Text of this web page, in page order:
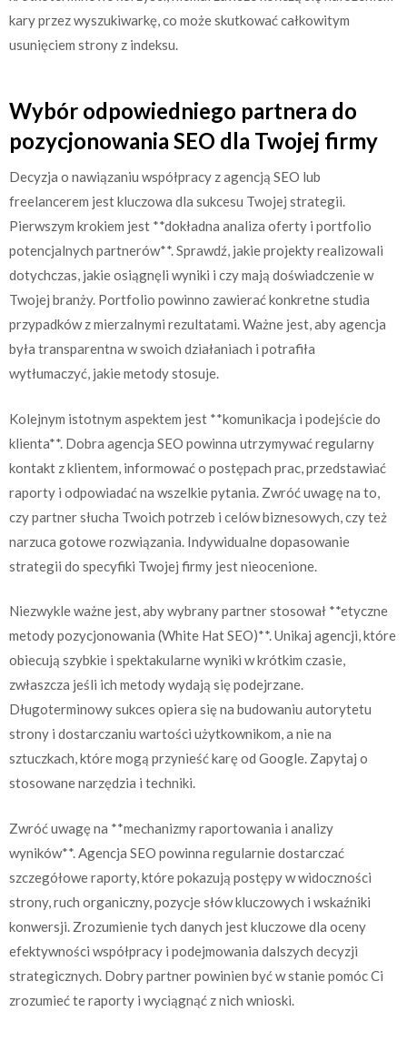
kary przez wyszukiwarkę, co może skutkować całkowitym
usunięciem strony z indeksu.
Wybór odpowiedniego partnera do
pozycjonowania SEO dla Twojej firmy
Decyzja o nawiązaniu współpracy z agencją SEO lub
freelancerem jest kluczowa dla sukcesu Twojej strategii.
Pierwszym krokiem jest **dokładna analiza oferty i portfolio
potencjalnych partnerów**. Sprawdź, jakie projekty realizowali
dotychczas, jakie osiągnęli wyniki i czy mają doświadczenie w
Twojej branży. Portfolio powinno zawierać konkretne studia
przypadków z mierzalnymi rezultatami. Ważne jest, aby agencja
była transparentna w swoich działaniach i potrafiła
wytłumaczyć, jakie metody stosuje.
Kolejnym istotnym aspektem jest **komunikacja i podejście do
klienta**. Dobra agencja SEO powinna utrzymywać regularny
kontakt z klientem, informować o postępach prac, przedstawiać
raporty i odpowiadać na wszelkie pytania. Zwróć uwagę na to,
czy partner słucha Twoich potrzeb i celów biznesowych, czy też
narzuca gotowe rozwiązania. Indywidualne dopasowanie
strategii do specyfiki Twojej firmy jest nieocenione.
Niezwykle ważne jest, aby wybrany partner stosował **etyczne
metody pozycjonowania (White Hat SEO)**. Unikaj agencji, które
obiecują szybkie i spektakularne wyniki w krótkim czasie,
zwłaszcza jeśli ich metody wydają się podejrzane.
Długoterminowy sukces opiera się na budowaniu autorytetu
strony i dostarczaniu wartości użytkownikom, a nie na
sztuczkach, które mogą przynieść karę od Google. Zapytaj o
stosowane narzędzia i techniki.
Zwróć uwagę na **mechanizmy raportowania i analizy
wyników**. Agencja SEO powinna regularnie dostarczać
szczegółowe raporty, które pokazują postępy w widoczności
strony, ruch organiczny, pozycje słów kluczowych i wskaźniki
konwersji. Zrozumienie tych danych jest kluczowe dla oceny
efektywności współpracy i podejmowania dalszych decyzji
strategicznych. Dobry partner powinien być w stanie pomóc Ci
zrozumieć te raporty i wyciągnąć z nich wnioski.